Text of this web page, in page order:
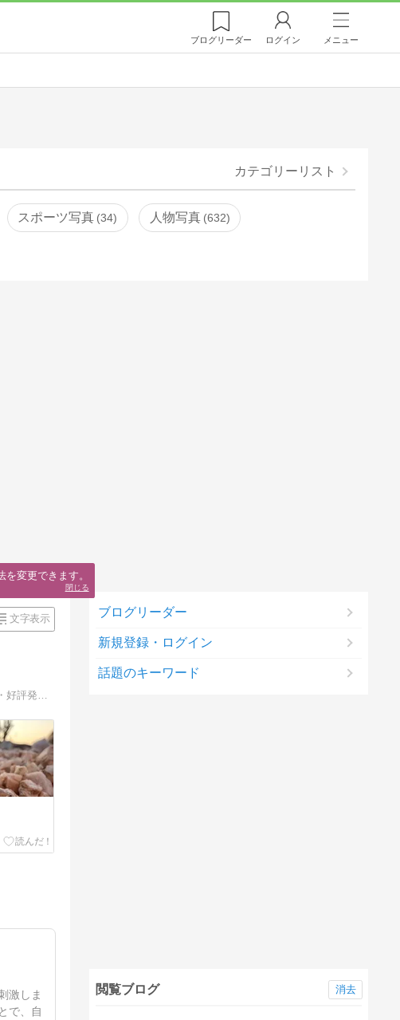
ブログリーダー ログイン メニュー
カテゴリーリスト
スポーツ写真 34 人物写真 632
文字表示
激しま
で、自
ブログリーダー
新規登録・ログイン
話題のキーワード
閲覧ブログ 消去
を変更できます。
閉じる